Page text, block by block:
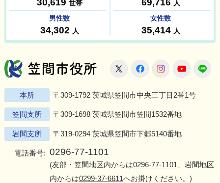
笠間市役所
X FacebookInstagram
本所 〒309-1792 茨城県笠間市中央三丁目2番1号
笠間支所 〒309-1698 茨城県笠間市笠間1532番地
岩間支所 〒319-0294 茨城県笠間市下郷5140番地
電話番号: 0296-77-1101
(友部・笠間地区内からは0296-77-1101 、岩間地区
内からは0299-37-6611へお掛けください。)